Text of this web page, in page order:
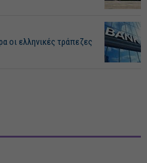
οι ελληνικές τράπεζες